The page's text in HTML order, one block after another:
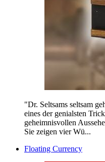
"Dr. Seltsams seltsam
eines der genialsten
geheimnisvollen
Sie zeigen vier Wü...
Floating Currency